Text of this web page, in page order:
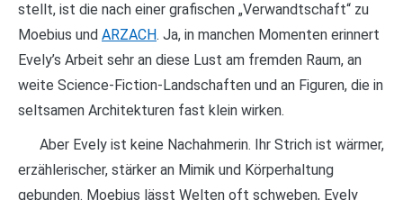
stellt, ist die nach einer grafischen „Verwandtschaft“ zu
Moebius und ARZACH. Ja, in manchen Momenten erinnert
Evely’s Arbeit sehr an diese Lust am fremden Raum, an
weite Science-Fiction-Landschaften und an Figuren, die in
seltsamen Architekturen fast klein wirken.
Aber Evely ist keine Nachahmerin. Ihr Strich ist wärmer,
erzählerischer, stärker an Mimik und Körperhaltung
gebunden. Moebius lässt Welten oft schweben, Evely